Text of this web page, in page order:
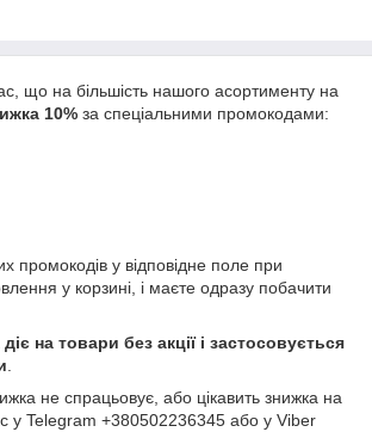
що на більшість нашого асортименту на
10% за спеціальними промокодами:
промокодів у відповідне поле при
у корзині, і маєте одразу побачити
на товари без акції і застосовується
не спрацьовує, або цікавить знижка на
у Telegram +380502236345 або у Viber